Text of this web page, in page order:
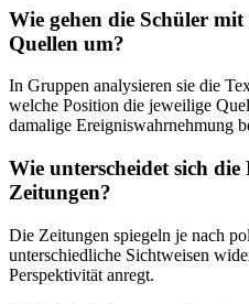
Wie gehen die Schüler
Quellen um?
In Gruppen analysieren sie die
welche Position die jeweilige
damalige Ereigniswahrnehmung
Wie unterscheidet sich
Zeitungen?
Die Zeitungen spiegeln je nach
unterschiedliche Sichtweisen
Perspektivität anregt.